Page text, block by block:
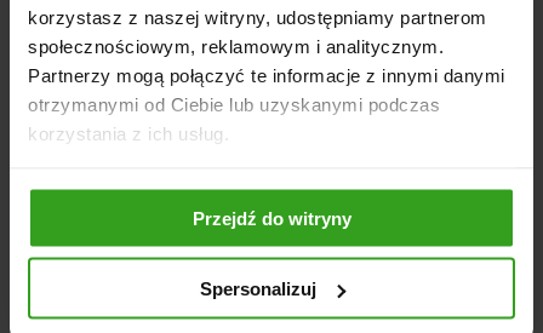
korzystasz z naszej witryny, udostępniamy partnerom
społecznościowym, reklamowym i analitycznym.
Partnerzy mogą połączyć te informacje z innymi danymi
otrzymanymi od Ciebie lub uzyskanymi podczas
korzystania z ich usług.
Przejdź do witryny
Spersonalizuj
Rębaki – wybieramy sprawdzone modele.
Lato odchodzi dużymi krokami , sezon jesienny
za pasem ! Wraz z jesienią nadchodzą chłodne
dni i sezon Grzewczy znów otwarty ... Nie czekaj
na ostatnią chwilę przygotuj się już teraz ! Jako